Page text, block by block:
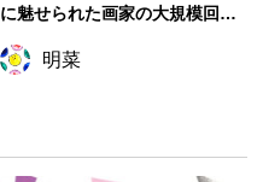
に魅せられた画家の大規模回顧
明菜